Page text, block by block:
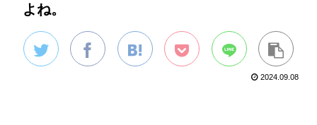
よね。
2024.09.08